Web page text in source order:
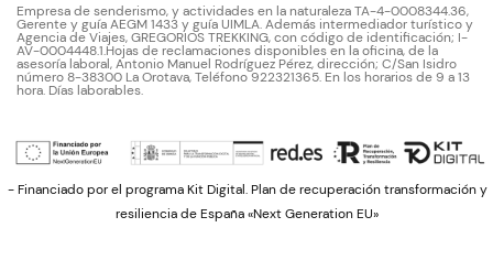
Empresa de senderismo, y actividades en la naturaleza TA-4-0008344.36,
Gerente y guía AEGM 1433 y guía UIMLA. Además intermediador turístico y
Agencia de Viajes, GREGORIOS TREKKING, con código de identificación; I-
AV-0004448.1.Hojas de reclamaciones disponibles en la oficina, de la
asesoría laboral, Antonio Manuel Rodríguez Pérez, dirección; C/San Isidro
número 8-38300 La Orotava, Teléfono 922321365. En los horarios de 9 a 13
hora. Días laborables.
- Financiado por el programa Kit Digital. Plan de recuperación transformación y
resiliencia de España «Next Generation EU»